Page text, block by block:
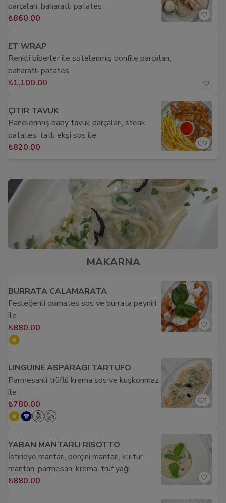
parçaları, baharatlı patates
₺860.00
ET WRAP
Renkli biberler ile sotelenmiş bonfile parçaları,
baharatlı patates
₺1,100.00
ÇITIR TAVUK
Panelenmiş baby tavuk parçaları, steak
patates, tatlı ekşi sos ile
₺820.00
2
MAKARNA
BURRATA CALAMARATA
Fesleğenli domates sos ve burrata peyniri
ile
₺880.00
LINGUINE ASPARAGI TARTUFO
Parmesanli trüflü krema sos ve kuşkonmaz
ile
₺780.00
1
YABAN MANTARLI RISOTTO
İstiridye mantarı, porçini mantarı, kültür
mantarı, parmesan, krema, trüf yağı
₺880.00